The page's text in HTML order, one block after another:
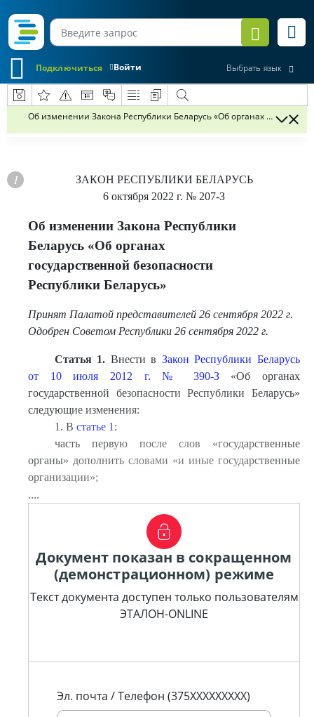
Войти
Подключиться Выбрать язык
Об изменении Закона Республики Беларусь «Об органах
ЗАКОН РЕСПУБЛИКИ БЕЛАРУСЬ
6 октября 2022 г. № 207-З
Об изменении Закона Республики
Беларусь «Об органах
государственной безопасности
Республики Беларусь»
Принят Палатой представителей 26 сентября 2022 г.
Одобрен Советом Республики 26 сентября 2022 г.
Статья 1. Внести в Закон Республики Беларусь
от 10 июля 2012 г. № 390-З«Об органах
государственной безопасности Республики Беларусь»
следующие изменения:
1. В статье 1 :
часть первую после слов «государственные
органы» дополнить словами «и иные государственные
организации»;
....
Документ показан в сокращенном
(демонстрационном) режиме
Текст документа доступен только пользователям
ЭТАЛОН-ONLINE
Эл. почта / Телефон (375XXXXXXXXX)